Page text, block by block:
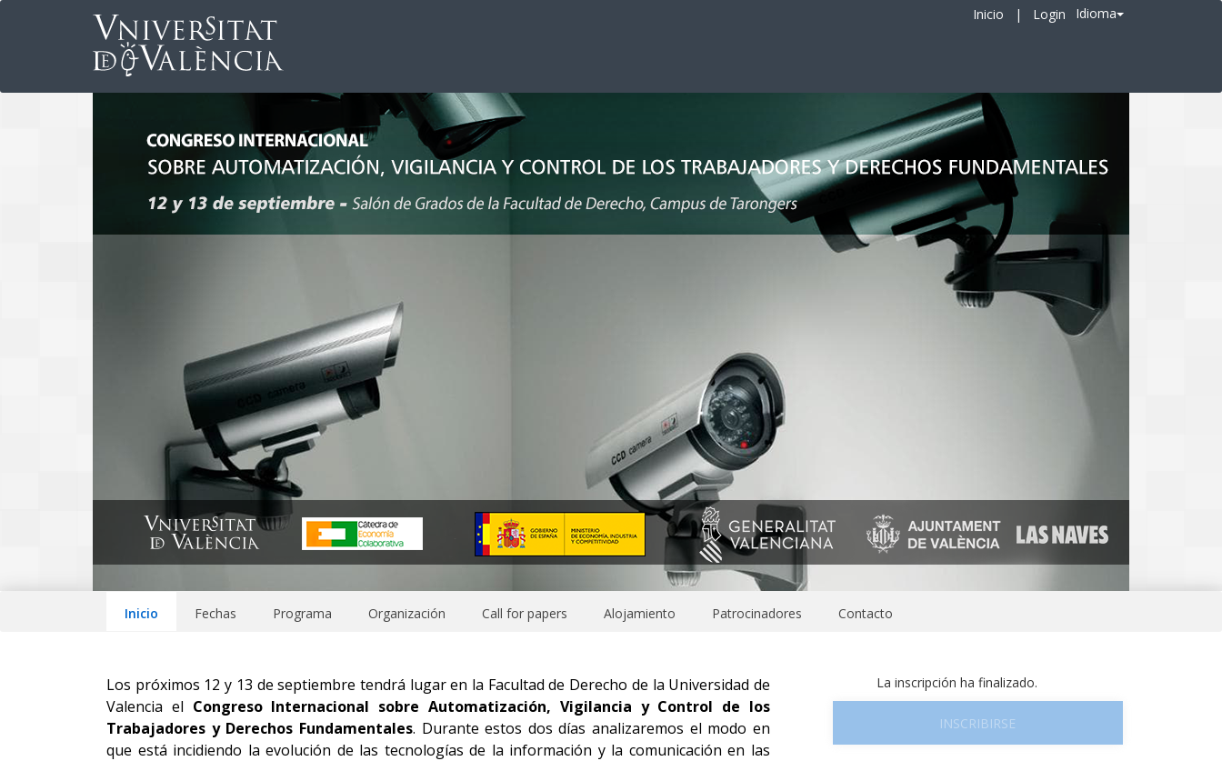
Inicio | Login Idioma
Inicio Fechas Programa Organización Call for papers Alojamiento Patrocinadores Contacto
Los próximos 12 y 13 de septiembre tendrá lugar en la Facultad de Derecho de la Universidad de
Valencia el Congreso Internacional sobre Automatización, Vigilancia y Control de los
Trabajadores y Derechos Fundamentales. Durante estos dos días analizaremos el modo en
que está incidiendo la evolución de las tecnologías de la información y la comunicación en las
La inscripción ha finalizado.
INSCRIBIRSE